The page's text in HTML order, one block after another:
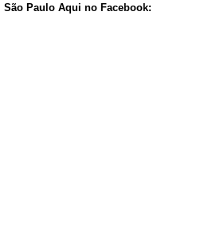
São Paulo Aqui no Facebook: